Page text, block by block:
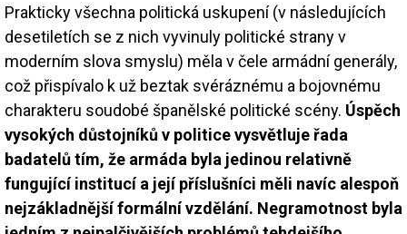
Prakticky všechna politická uskupení (v následujících
desetiletích se z nich vyvinuly politické strany v
moderním slova smyslu) měla v čele armádní generály,
což přispívalo k už beztak svéráznému a bojovnému
charakteru soudobé španělské politické scény. Úspěch
vysokých důstojníků v politice vysvětluje řada
badatelů tím, že armáda byla jedinou relativně
fungující institucí a její příslušníci měli navíc alespoň
nejzákladnější formální vzdělání. Negramotnost byla